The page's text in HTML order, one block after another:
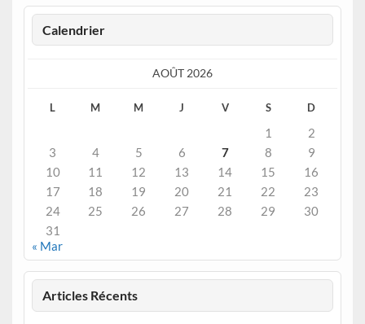
Calendrier
AOÛT 2026
L M M J V S D
1
2
3
4 5 6 7 8
9
10
11 12 13 14 15
16
17
18 19 20 21 22
23
24
25 26 27 28 29
30
31
« Mar
Articles Récents